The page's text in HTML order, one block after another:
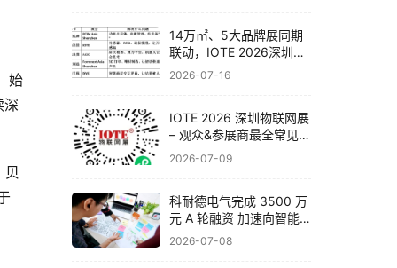
始
深
贝
14万㎡、5大品牌展同期
联动，IOTE 2026深圳物
联网展邀你一次看完全产
2026-07-16
IOTE 2026 深圳物联网展
– 观众&参展商最全常见问
题解答！
2026-07-09
科耐德电气完成 3500 万
元 A 轮融资 加速向智能
电气系统集成商战略转型
2026-07-08